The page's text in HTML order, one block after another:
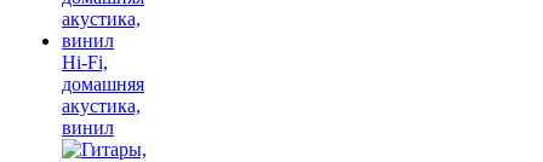
Hi-Fi,
домашняя
акустика,
винил